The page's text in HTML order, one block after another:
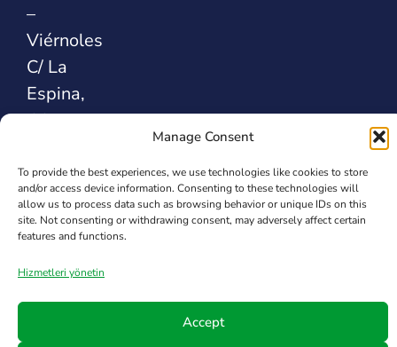
Manage Consent
To provide the best experiences, we use technologies like cookies to store
and/or access device information. Consenting to these technologies will
allow us to process data such as browsing behavior or unique IDs on this
site. Not consenting or withdrawing consent, may adversely affect certain
features and functions.
Hizmetleri yönetin
Accept
–
Viérnoles
C/ La
Espina,
44
Santander
İSPANYA